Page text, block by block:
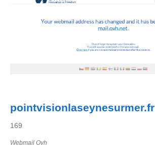
pointvisionlaseynesurmer.fr
169
Webmail Ovh